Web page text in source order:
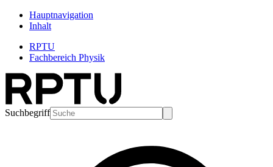
Hauptnavigation
Inhalt
RPTU
Fachbereich Physik
Suchbegriff